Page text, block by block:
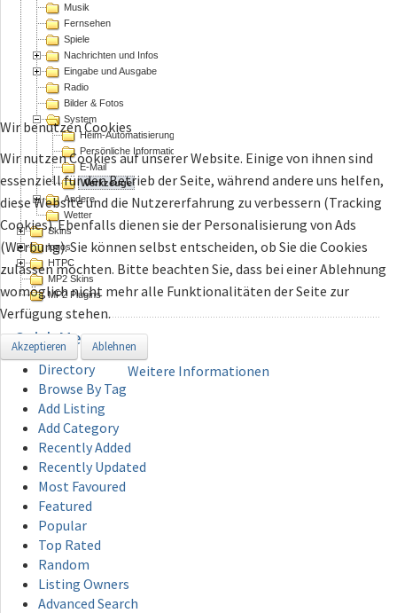
Musik
Fernsehen
Spiele
Nachrichten und Infos
Eingabe und Ausgabe
Radio
Bilder & Fotos
System
Heim-Automatisierung
Persönliche Informations Assistenten
E-Mail
Werkzeuge
Andere
Wetter
Skins
logos
HTPC
MP2 Skins
MP2 Plugins
QuickMenu
Directory
Browse By Tag
Add Listing
Add Category
Recently Added
Recently Updated
Most Favoured
Featured
Popular
Top Rated
Random
Listing Owners
Advanced Search
Wir benutzen Cookies
Wir nutzen Cookies auf unserer Website. Einige von ihnen sind
essenziell für den Betrieb der Seite, während andere uns helfen,
diese Website und die Nutzererfahrung zu verbessern (Tracking
Cookies). Ebenfalls dienen sie der Personalisierung von Ads
(Werbung). Sie können selbst entscheiden, ob Sie die Cookies
zulassen möchten. Bitte beachten Sie, dass bei einer Ablehnung
womöglich nicht mehr alle Funktionalitäten der Seite zur
Verfügung stehen.
Akzeptieren Ablehnen
Weitere Informationen